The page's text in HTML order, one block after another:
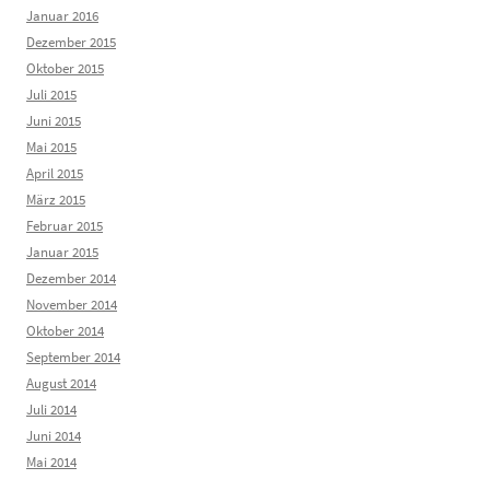
Januar 2016
Dezember 2015
Oktober 2015
Juli 2015
Juni 2015
Mai 2015
April 2015
März 2015
Februar 2015
Januar 2015
Dezember 2014
November 2014
Oktober 2014
September 2014
August 2014
Juli 2014
Juni 2014
Mai 2014